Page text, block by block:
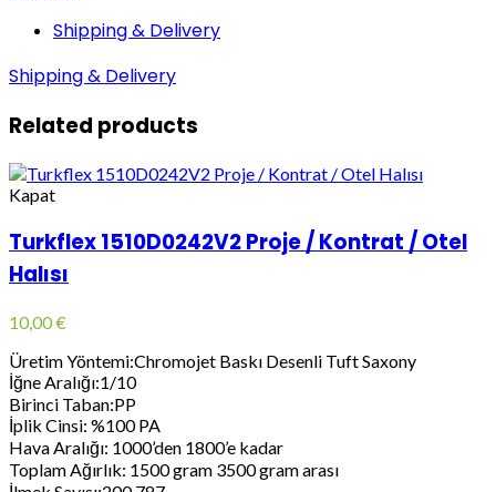
Shipping & Delivery
Shipping & Delivery
Related products
Kapat
Turkflex 1510D0242V2 Proje / Kontrat / Otel
Halısı
10,00€
Üretim Yöntemi:Chromojet Baskı Desenli Tuft Saxony
İğne Aralığı:1/10
Birinci Taban:PP
İplik Cinsi: %100 PA
Hava Aralığı: 1000’den 1800’e kadar
Toplam Ağırlık: 1500 gram 3500 gram arası